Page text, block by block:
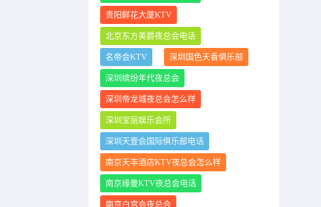
贵阳鲜花大厦KTV
北京东方美爵夜总会电话
名帝会KTV 深圳国色天香俱乐部
深圳缤纷年代夜总会
深圳帝龙城夜总会怎么样
深圳宝丽娱乐会所
深圳天壹会国际俱乐部电话
南京天丰酒店KTV夜总会怎么样
南京缘曼KTV夜总会电话
南京白宫会夜总会